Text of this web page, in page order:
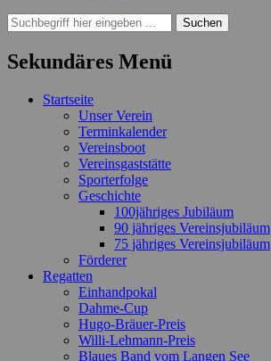
Suchen
Suchen
nach:
Sekundäres Menü
Zum
Startseite
Unser Verein
Terminkalender
Vereinsboot
Vereinsgaststätte
Sporterfolge
Geschichte
100jähriges Jubiläum
90 jähriges Vereinsjubiläum
75 jähriges Vereinsjubiläum
Förderer
Regatten
Einhandpokal
Dahme-Cup
Hugo-Bräuer-Preis
Willi-Lehmann-Preis
Blaues Band vom Langen See